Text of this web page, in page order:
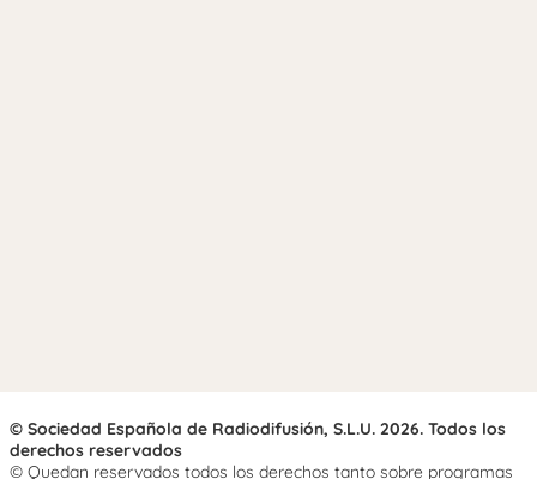
© Sociedad Española de Radiodifusión, S.L.U. 2026. Todos los
derechos reservados
© Quedan reservados todos los derechos tanto sobre programas